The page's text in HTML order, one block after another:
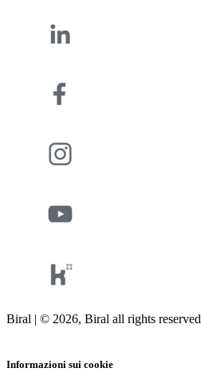
Biral | © 2026, Biral all rights reserved
Informazioni sui cookie